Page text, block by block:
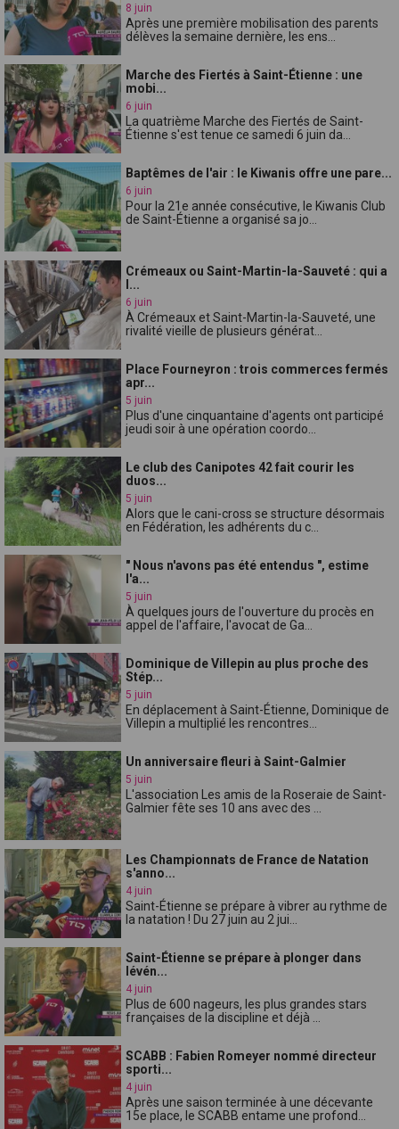
8 juin
Après une première mobilisation des parents
délèves la semaine dernière, les ens...
Marche des Fiertés à Saint-Étienne : une
mobi...
6 juin
La quatrième Marche des Fiertés de Saint-
Étienne s'est tenue ce samedi 6 juin da...
Baptêmes de l'air : le Kiwanis offre une pare...
6 juin
Pour la 21e année consécutive, le Kiwanis Club
de Saint-Étienne a organisé sa jo...
Crémeaux ou Saint-Martin-la-Sauveté : qui a
l...
6 juin
À Crémeaux et Saint-Martin-la-Sauveté, une
rivalité vieille de plusieurs générat...
Place Fourneyron : trois commerces fermés
apr...
5 juin
Plus d'une cinquantaine d'agents ont participé
jeudi soir à une opération coordo...
Le club des Canipotes 42 fait courir les
duos...
5 juin
Alors que le cani-cross se structure désormais
en Fédération, les adhérents du c...
" Nous n'avons pas été entendus ", estime
l'a...
5 juin
À quelques jours de l'ouverture du procès en
appel de l'affaire, l'avocat de Ga...
Dominique de Villepin au plus proche des
Stép...
5 juin
En déplacement à Saint-Étienne, Dominique de
Villepin a multiplié les rencontres...
Un anniversaire fleuri à Saint-Galmier
5 juin
L'association Les amis de la Roseraie de Saint-
Galmier fête ses 10 ans avec des ...
Les Championnats de France de Natation
s'anno...
4 juin
Saint-Étienne se prépare à vibrer au rythme de
la natation ! Du 27 juin au 2 jui...
Saint-Étienne se prépare à plonger dans
lévén...
4 juin
Plus de 600 nageurs, les plus grandes stars
françaises de la discipline et déjà ...
SCABB : Fabien Romeyer nommé directeur
sporti...
4 juin
Après une saison terminée à une décevante
15e place, le SCABB entame une profond...